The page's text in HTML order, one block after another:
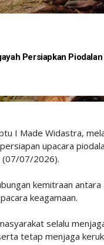
Persiapkan
I Made Widastra,
upacara
(07/07/2026).
kemitraan
keagamaan.
selalu
tetap menjaga